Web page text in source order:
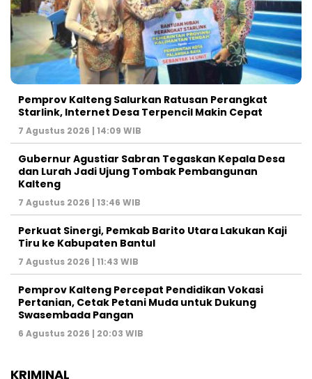
Pemprov Kalteng Salurkan Ratusan Perangkat
Starlink, Internet Desa Terpencil Makin Cepat
7 Agustus 2026 | 14:09 WIB
Gubernur Agustiar Sabran Tegaskan Kepala Desa
dan Lurah Jadi Ujung Tombak Pembangunan
Kalteng
7 Agustus 2026 | 13:46 WIB
Perkuat Sinergi, Pemkab Barito Utara Lakukan Kaji
Tiru ke Kabupaten Bantul
7 Agustus 2026 | 11:43 WIB
Pemprov Kalteng Percepat Pendidikan Vokasi
Pertanian, Cetak Petani Muda untuk Dukung
Swasembada Pangan
6 Agustus 2026 | 20:03 WIB
KRIMINAL